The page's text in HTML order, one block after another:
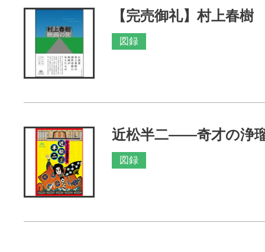
【完売御礼】村上春
図録
近松半二――奇才の浄
図録